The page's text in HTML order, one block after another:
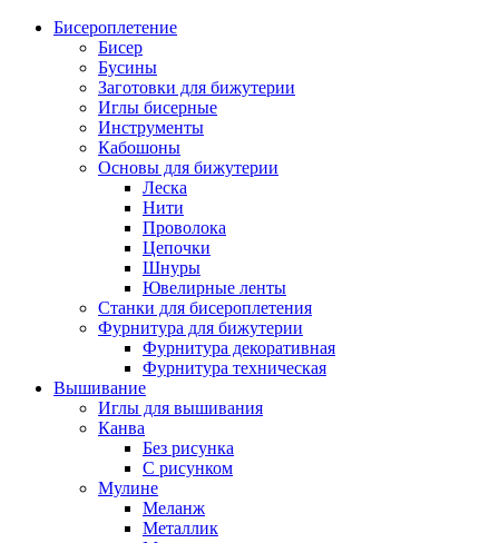
Бисероплетение
Бисер
Бусины
Заготовки для бижутерии
Иглы бисерные
Инструменты
Кабошоны
Основы для бижутерии
Леска
Нити
Проволока
Цепочки
Шнуры
Ювелирные ленты
Станки для бисероплетения
Фурнитура для бижутерии
Фурнитура декоративная
Фурнитура техническая
Вышивание
Иглы для вышивания
Канва
Без рисунка
С рисунком
Мулине
Меланж
Металлик